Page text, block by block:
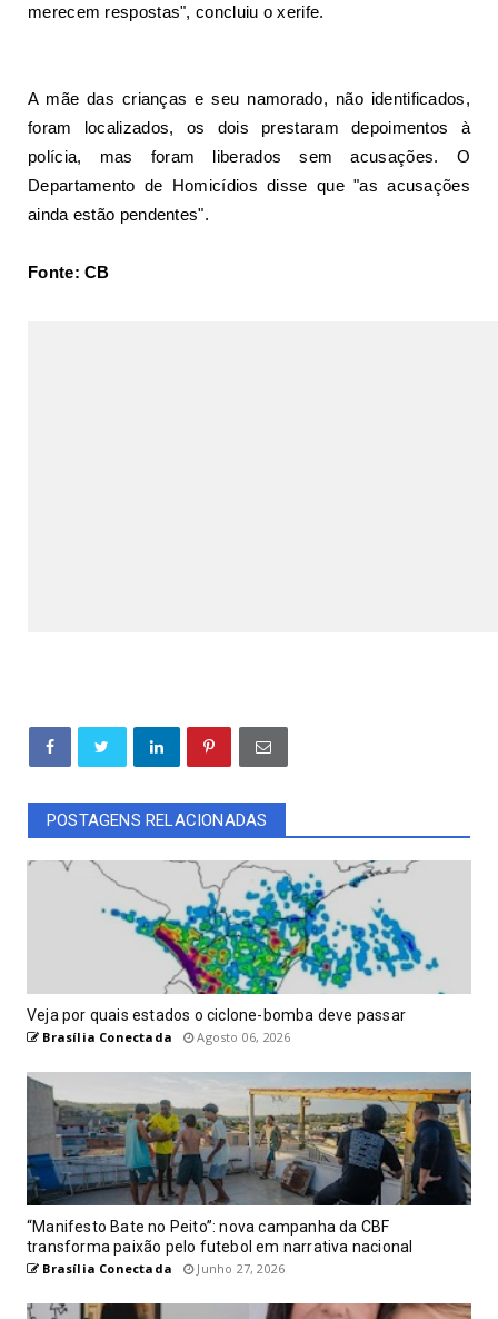
merecem respostas", concluiu o xerife.
A mãe das crianças e seu namorado, não identificados,
foram localizados, os dois prestaram depoimentos à
polícia, mas foram liberados sem acusações. O
Departamento de Homicídios disse que "as acusações
ainda estão pendentes".
Fonte: CB
POSTAGENS RELACIONADAS
Veja por quais estados o ciclone-bomba deve passar
Brasília Conectada Agosto 06, 2026
“Manifesto Bate no Peito”: nova campanha da CBF
transforma paixão pelo futebol em narrativa nacional
Brasília Conectada Junho 27, 2026